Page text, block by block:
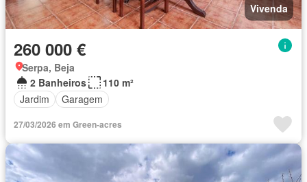
Vivenda
260 000 €
Serpa, Beja
2 Banheiros
110 m²
Jardim
Garagem
27/03/2026 em Green-acres